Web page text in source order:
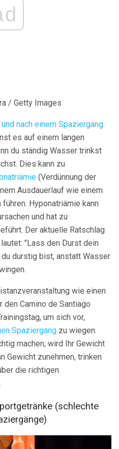
/ Getty Images
nach einem Spaziergang
es auf einem langen
du ständig Wasser trinkst
Dies kann zu
(Verdünnung der
Ausdauerlauf wie einem
Hyponatriämie kann
und hat zu
Der aktuelle Ratschlag
"Lass den Durst dein
du durstig bist, anstatt Wasser
wie einen
den Camino de Santiago
um sich vor,
Spaziergang zu wiegen.
machen, wird Ihr Gewicht
Gewicht zunehmen, trinken
die richtigen
.
(schlechte